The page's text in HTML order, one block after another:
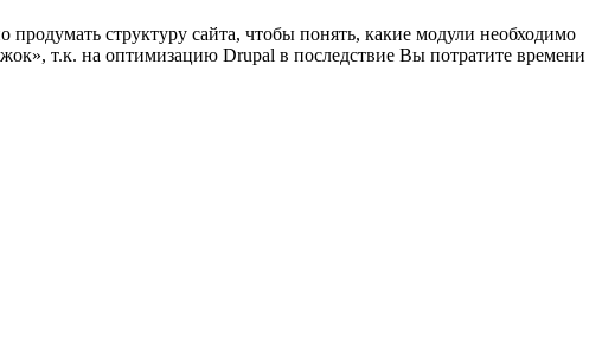
структуру сайта, чтобы понять, какие модули необходимо
т.к. на оптимизацию Drupal в последствие Вы потратите времени